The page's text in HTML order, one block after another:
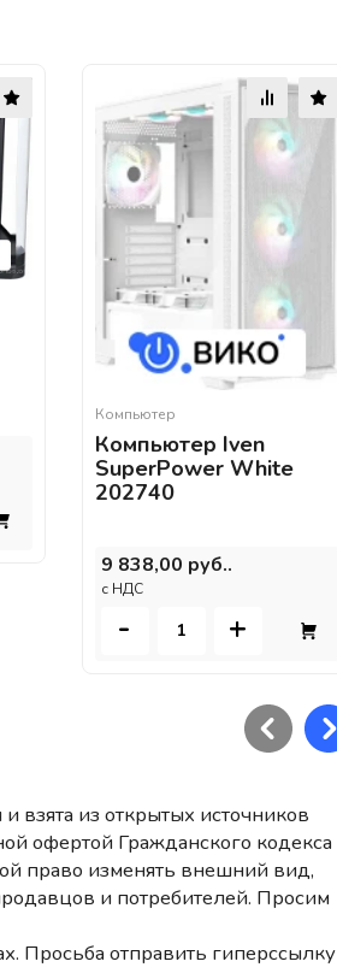
Компьютер
Компьютер Iven
SuperPower White
202740
9 838,00 руб..
c НДС
- +
взята из открытых источников
офертой Гражданского кодекса
право изменять внешний вид,
и потребителей. Просим
Просьба отправить гиперссылку